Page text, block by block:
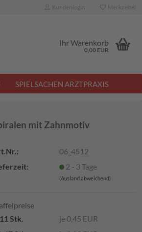
Kundenlogin Merkzettel
Ihr Warenkorb
0,00 EUR
SPIELSACHEN ARZTPRAXIS
mit Zahnmotiv
06_4512
2 - 3 Tage
(Ausland abweichend)
Stk.
je 0,45 EUR